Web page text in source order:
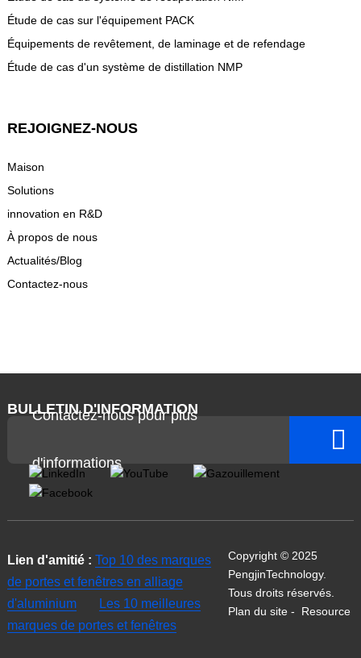
Étude de cas sur l'équipement PACK
Équipements de revêtement, de laminage et de refendage
Étude de cas d'un système de distillation NMP
REJOIGNEZ-NOUS
Maison
Solutions
innovation en R&D
À propos de nous
Actualités/Blog
Contactez-nous
BULLETIN D'INFORMATION
Contactez-nous pour plus
d'informations
Lien d'amitié : Top 10 des marques
de portes et fenêtres en alliage
d'aluminium
Les 10 meilleures
marques de portes et fenêtres
Copyright © 2025
PengjinTechnology.
Tous droits réservés.
Plan du site- Resource